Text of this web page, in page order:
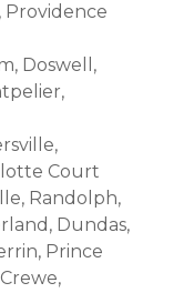
Providence
Doswell,
Court
Randolph,
Dundas,
Prince